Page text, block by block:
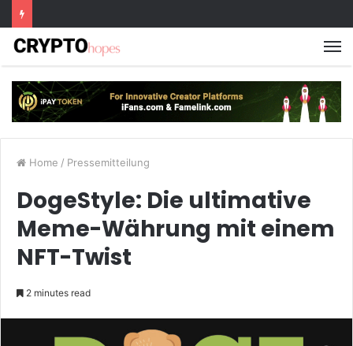
Home / Pressemitteilung
DogeStyle: Die ultimative
Meme-Währung mit einem
NFT-Twist
2 minutes read